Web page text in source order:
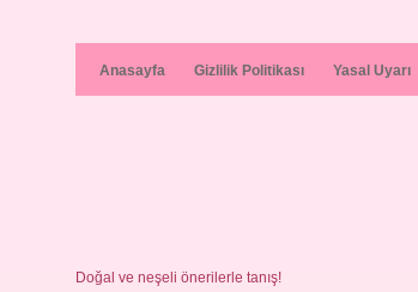
Anasayfa Gizlilik Politikası Yasal Uyarı
Doğal ve neşeli önerilerle tanış!